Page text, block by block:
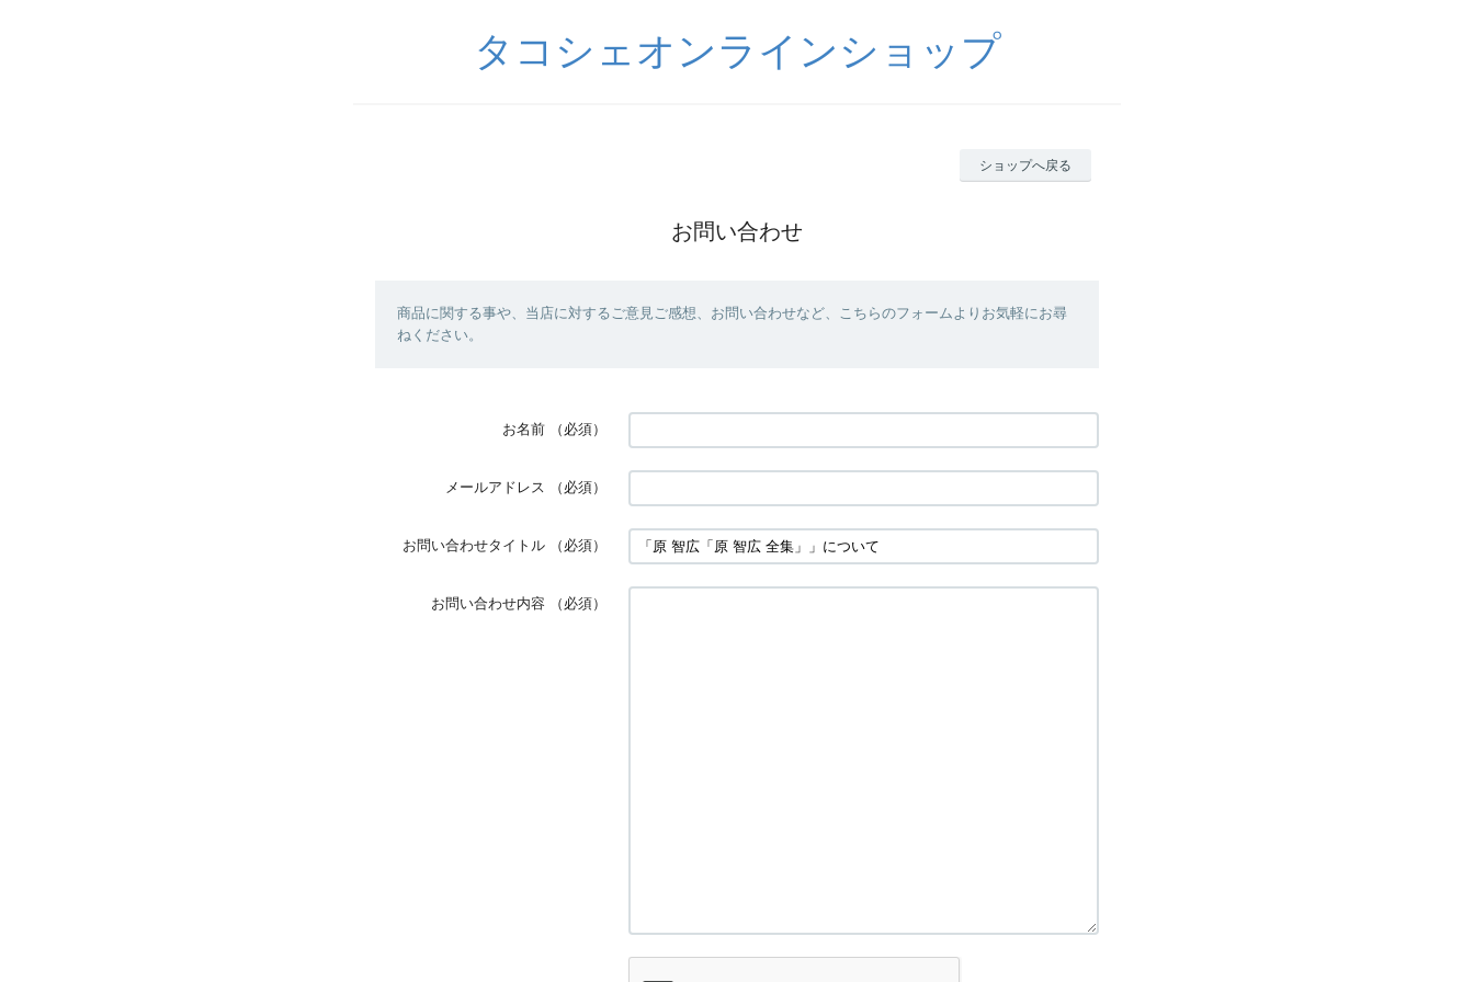
タコシェオンラインショップ
ショップへ戻る
お問い合わせ
商品に関する事や、当店に対するご意見ご感想、お問い合わせなど、こちらのフォームよりお気軽にお尋
ねください。
お名前 （必須）
メールアドレス （必須）
お問い合わせタイトル （必須）
お問い合わせ内容 （必須）